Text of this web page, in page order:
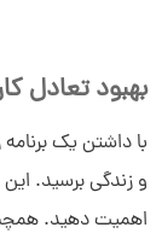
بهبود تعادل
با داشتن یک
و زندگی برسید.
اهمیت دهید.
چطور میتونم کمکتون
دیدار به چه کسب و